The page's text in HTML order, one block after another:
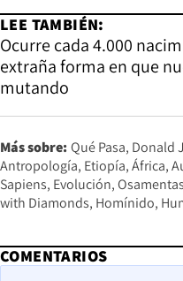
LEE TAMBIÉN:
Ocurre cada 4.000
extraña forma en que
mutando
Más sobre: Qué Pasa Donald
Antropología Etiopía África
Sapiens Evolución Osamentas
with Diamonds Homínido
COMENTARIOS